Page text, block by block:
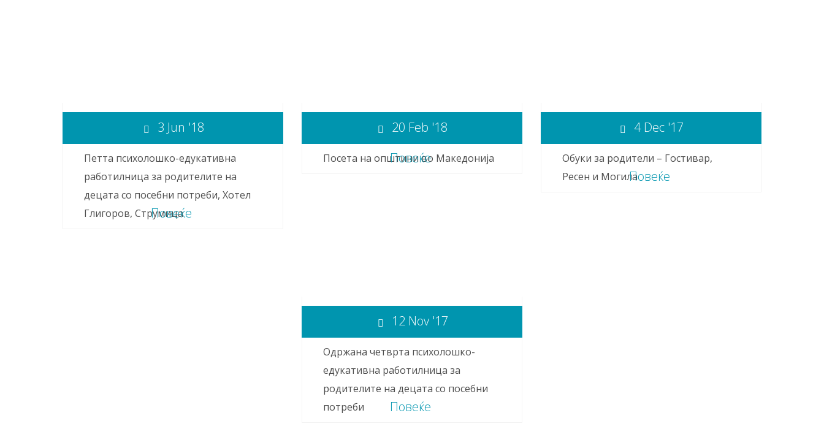
3 Jun '18
Петта психолошко-едукативна
работилница за родителитe на
децата со посебни потреби, Хотел
Глигоров, Струмица
Повеќе
20 Feb '18
Посета на општини во Македонија
Повеќе
4 Dec '17
Обуки за родители – Гостивар,
Ресен и МогилаПовеќе
12 Nov '17
Одржана четврта психолошко-
едукативна работилница за
родителите на децата со посебни
потреби
Повеќе